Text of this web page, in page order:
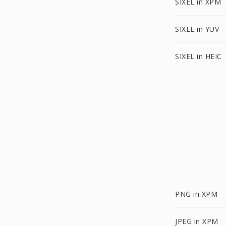
SIXEL in YUV
SIXEL in HEIC
PNG in XPM
JPEG in XPM